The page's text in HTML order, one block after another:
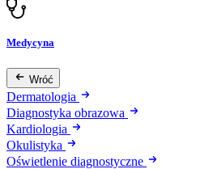
Medycyna
Wróć
Dermatologia
Diagnostyka obrazowa
Kardiologia
Okulistyka
Oświetlenie diagnostyczne